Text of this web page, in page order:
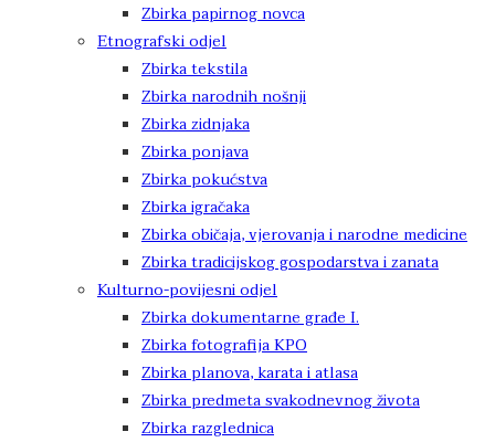
Zbirka papirnog novca
Etnografski odjel
Zbirka tekstila
Zbirka narodnih nošnji
Zbirka zidnjaka
Zbirka ponjava
Zbirka pokućstva
Zbirka igračaka
Zbirka običaja, vjerovanja i narodne medicine
Zbirka tradicijskog gospodarstva i zanata
Kulturno-povijesni odjel
Zbirka dokumentarne građe I.
Zbirka fotografija KPO
Zbirka planova, karata i atlasa
Zbirka predmeta svakodnevnog života
Zbirka razglednica